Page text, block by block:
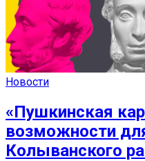
Новости
«Пушкинская
возможности
Колыванского